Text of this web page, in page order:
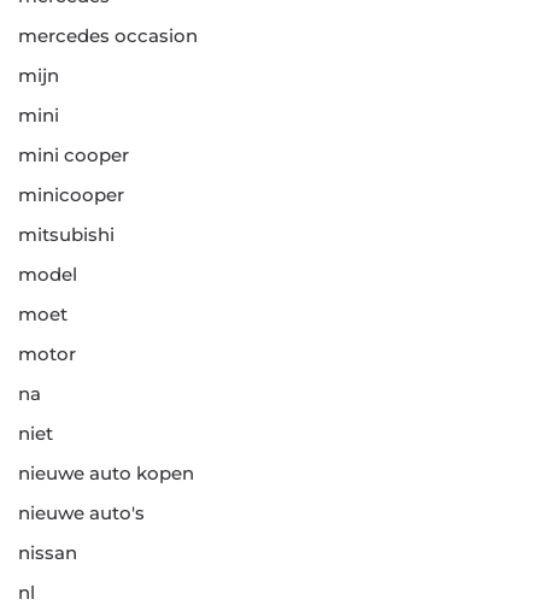
mercedes occasion
mijn
mini
mini cooper
minicooper
mitsubishi
model
moet
motor
na
niet
nieuwe auto kopen
nieuwe auto's
nissan
nl